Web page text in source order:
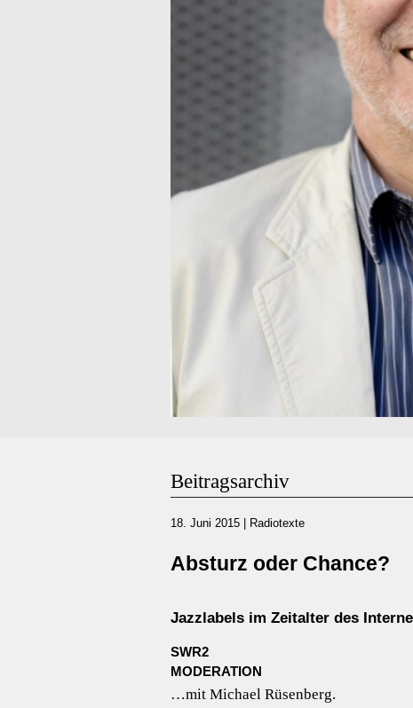
Beitragsarchiv
18. Juni 2015 Radiotexte
Absturz oder Chance?
Jazzlabels im Zeitalter des
SWR2
MODERATION
…mit Michael Rüsenberg.